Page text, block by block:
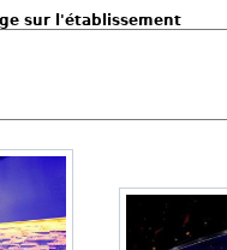
sur l'établissement